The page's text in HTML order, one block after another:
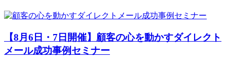
【8月6日・7日開催】顧客の心を動かすダイレクト
メール成功事例セミナー